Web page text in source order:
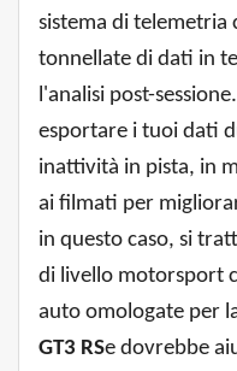
sistema di telemetria
tonnellate di dati in
l'analisi post-
esportare i tuoi dati
inattività in pista, in
ai filmati per
in questo caso, si
di livello motorsport
auto omologate per
GT3 RSe dovrebbe